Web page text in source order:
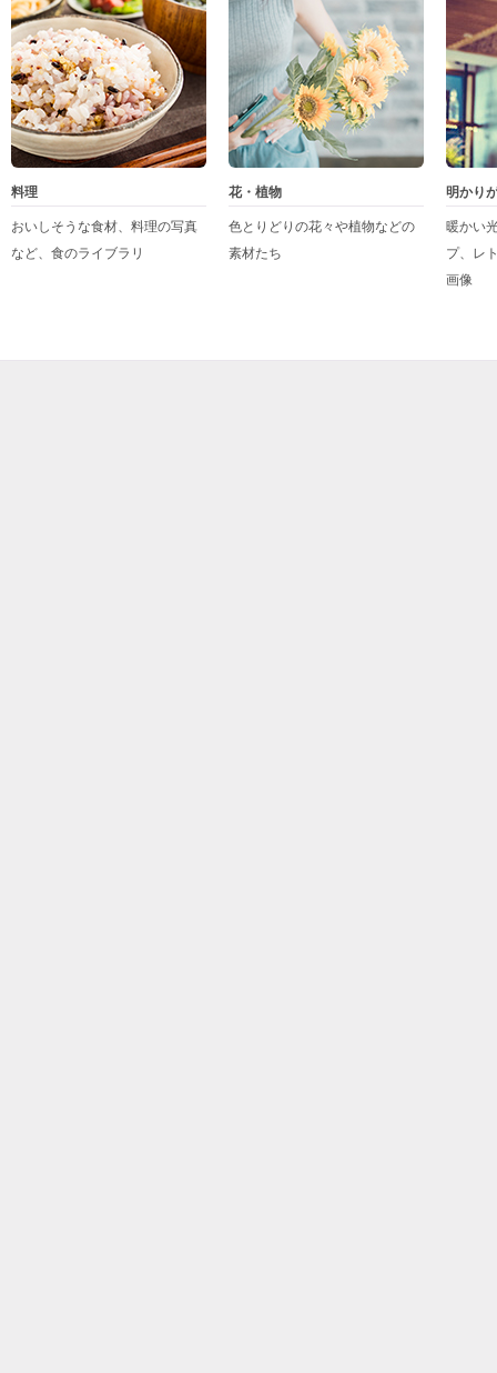
料理
おいしそうな食材、料理の写真
など、食のライブラリ
花・植物
色とりどりの花々や植物などの
素材たち
明かり
暖かい
プ、レ
画像